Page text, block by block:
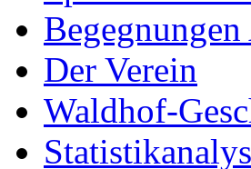
Der Verein
Waldhof-